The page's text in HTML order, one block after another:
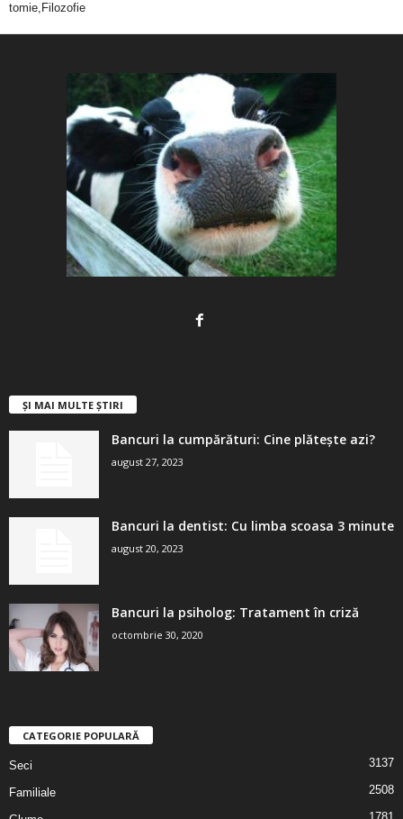
tomie,Filozofie
ȘI MAI MULTE ȘTIRI
Bancuri la cumpărături: Cine plătește azi?
august 27, 2023
Bancuri la dentist: Cu limba scoasa 3 minute
august 20, 2023
Bancuri la psiholog: Tratament în criză
octombrie 30, 2020
CATEGORIE POPULARĂ
Seci 3137
Familiale 2508